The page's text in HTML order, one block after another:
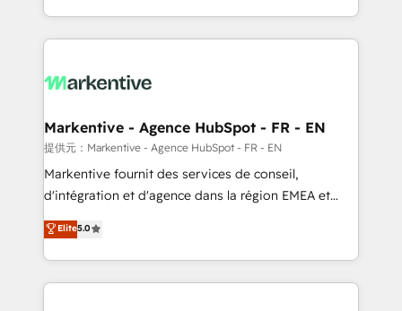
Loop Marketing framework through expert-led
services, smart agents, and purpose-built apps,
results, fast. ⚙️CRM & RevOps: Align all Hubs to your
🎯Demand Gen & ABM: Drive pipeline with inbound,
ABM, AEO, SEO, & paid media. 👩‍💻Web Design:
Build high-performing websites with UX, messaging,
& conversion strategy that drive results. 🤖AI
AI, & maximize AEO with tailored AI services. 🧩
Integrations: Extend HubSpot with custom
Markentive - Agence HubSpot - FR - EN
提供元：Markentive - Agence HubSpot - FR - EN
Markentive fournit des services de conseil,
d'intégration et d'agence dans la région EMEA et
North America. Avec plus de 115 experts en
marketing automation, Growth, Revops, CRM et
webdesign. Markentive is both a consulting firm, a
digital agency and an integrator. With over 115
Elite5.0